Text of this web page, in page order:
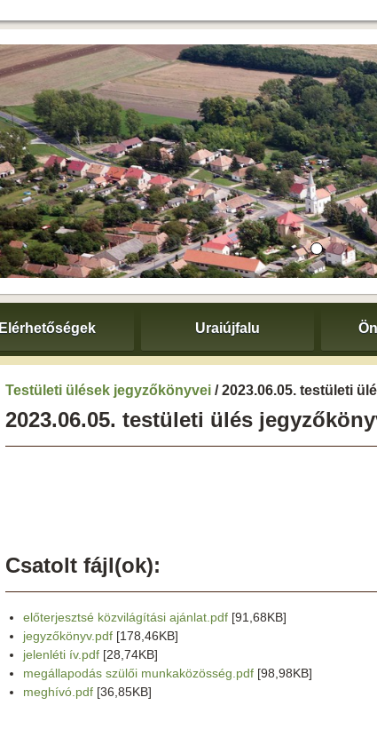
Elérhetőségek Uraiújfalu
Testületi ülések jegyzőkönyvei / 2023.06.05. testületi
2023.06.05. testületi ülés
Csatolt fájl(ok):
előterjesztsé közvilágítási ajánlat.pdf [91,68KB]
jegyzőkönyv.pdf [178,46KB]
jelenléti ív.pdf [28,74KB]
megállapodás szülői munkaközösség.pdf [98,98KB]
meghívó.pdf [36,85KB]